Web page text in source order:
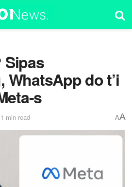
Sipas
WhatsApp do t’i
s
min read AA